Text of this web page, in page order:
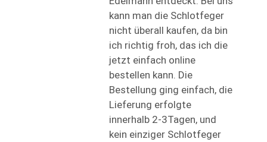
kann man die Schlotfeger
nicht überall kaufen, da bin
ich richtig froh, das ich die
jetzt einfach online
bestellen kann. Die
Bestellung ging einfach, die
Lieferung erfolgte
innerhalb 2-3Tagen, und
kein einziger Schlotfeger